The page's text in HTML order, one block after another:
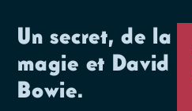
Un secret, de la
magie et David
Bowie.